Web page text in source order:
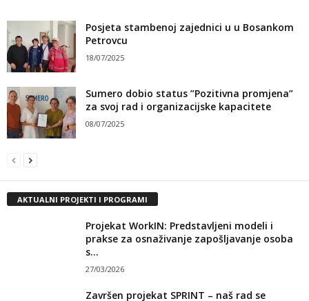
Posjeta stambenoj zajednici u u Bosankom
Petrovcu
18/07/2025
Sumero dobio status ”Pozitivna promjena”
za svoj rad i organizacijske kapacitete
08/07/2025
AKTUALNI PROJEKTI I PROGRAMI
Projekat WorkIN: Predstavljeni modeli i
prakse za osnaživanje zapošljavanje osoba
s...
27/03/2026
Završen projekat SPRINT – naš rad se